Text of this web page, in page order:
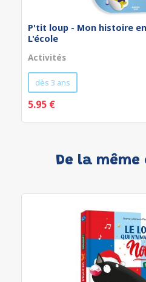
P'tit loup - Mon histoire
L'école
Activités
dès 3 ans
5.95 €
De la